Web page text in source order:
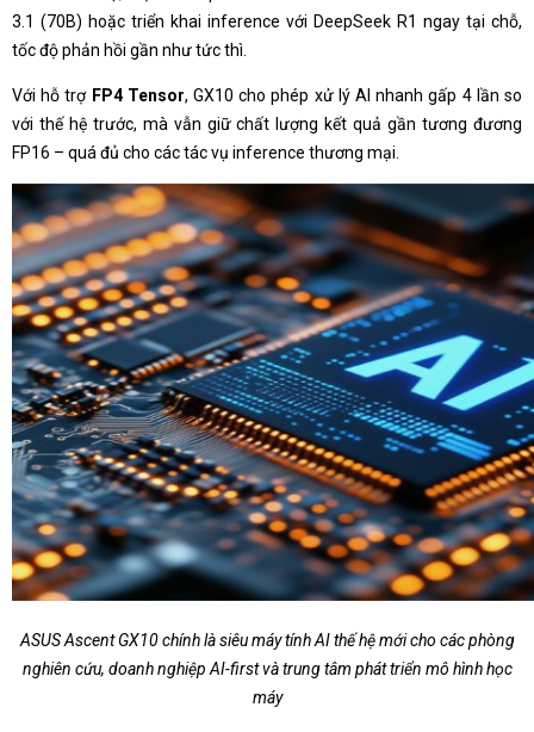
3.1 (70B) hoặc triển khai inference với DeepSeek R1 ngay tại chỗ,
tốc độ phản hồi gần như tức thì.
Với hỗ trợ FP4 Tensor, GX10 cho phép xử lý AI nhanh gấp 4 lần so
với thế hệ trước, mà vẫn giữ chất lượng kết quả gần tương đương
FP16 – quá đủ cho các tác vụ inference thương mại.
ASUS Ascent GX10 chính là siêu máy tính AI thế hệ mới cho các phòng
nghiên cứu, doanh nghiệp AI-first và trung tâm phát triển mô hình học
máy